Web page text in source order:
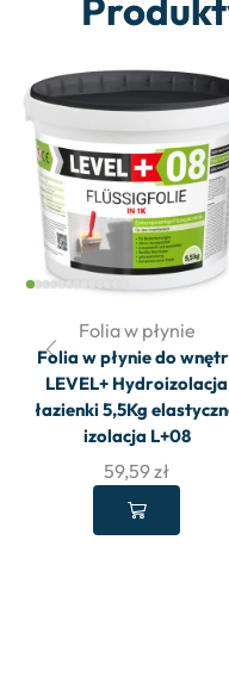
Folia w płynie
Folia w płynie do
LEVEL+ Hydroizolacja
łazienki 5,5Kg
izolacja L+08
59,59zł